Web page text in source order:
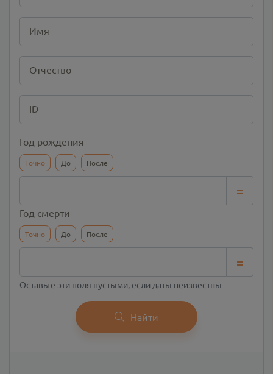
Имя
Отчество
ID
Год рождения
Точно До После
=
Год смерти
Точно До После
=
Оставьте эти поля пустыми, если даты неизвестны
Найти